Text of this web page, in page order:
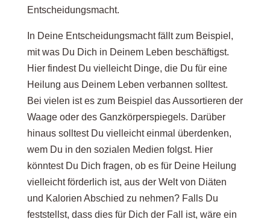
Entscheidungsmacht.
In Deine Entscheidungsmacht fällt zum Beispiel,
mit was Du Dich in Deinem Leben beschäftigst.
Hier findest Du vielleicht Dinge, die Du für eine
Heilung aus Deinem Leben verbannen solltest.
Bei vielen ist es zum Beispiel das Aussortieren der
Waage oder des Ganzkörperspiegels. Darüber
hinaus solltest Du vielleicht einmal überdenken,
wem Du in den sozialen Medien folgst. Hier
könntest Du Dich fragen, ob es für Deine Heilung
vielleicht förderlich ist, aus der Welt von Diäten
und Kalorien Abschied zu nehmen? Falls Du
feststellst, dass dies für Dich der Fall ist, wäre ein